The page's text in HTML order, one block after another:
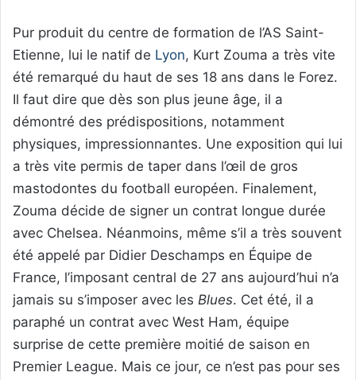
Pur produit du centre de formation de l’AS Saint-
Etienne, lui le natif de Lyon, Kurt Zouma a très vite
été remarqué du haut de ses 18 ans dans le Forez.
Il faut dire que dès son plus jeune âge, il a
démontré des prédispositions, notamment
physiques, impressionnantes. Une exposition qui lui
a très vite permis de taper dans l’œil de gros
mastodontes du football européen. Finalement,
Zouma décide de signer un contrat longue durée
avec Chelsea. Néanmoins, même s’il a très souvent
été appelé par Didier Deschamps en Équipe de
France, l’imposant central de 27 ans aujourd’hui n’a
jamais su s’imposer avec les Blues. Cet été, il a
paraphé un contrat avec West Ham, équipe
surprise de cette première moitié de saison en
Premier League. Mais ce jour, ce n’est pas pour ses